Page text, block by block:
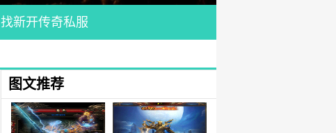
找新开传奇私服
图文推荐